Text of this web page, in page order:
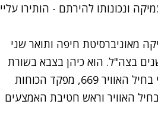
ונכונותו להירתם - הותירו עליי
מאוניברסיטת חיפה ותואר שני
ציבורית מאוניברסיטת בר אילן, שירת לאורך 31 שנים בצה"ל. הוא כיהן בצבא בשורת
תפקידים בכירים, בהם מפקד יחידת החילוץ והפינוי הקרבי בחיל האוויר 669, מפקד הכוחות
ושלד"ג), מפקד בסיס בחיל האוויר וראש חטיבת האמצעים